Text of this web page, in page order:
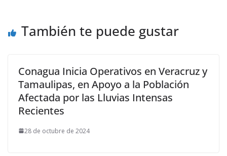
También te puede gustar
Conagua Inicia Operativos en Veracruz y
Tamaulipas, en Apoyo a la Población
Afectada por las Lluvias Intensas
Recientes
28 de octubre de 2024